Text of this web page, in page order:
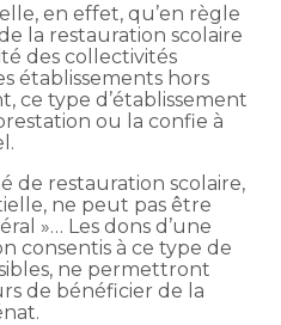
en effet, qu’en règle
la restauration scolaire
des collectivités
établissements hors
ce type d’établissement
ou la confie à
de restauration scolaire,
ne peut pas être
»… Les dons d’une
consentis à ce type de
ne permettront
de bénéficier de la